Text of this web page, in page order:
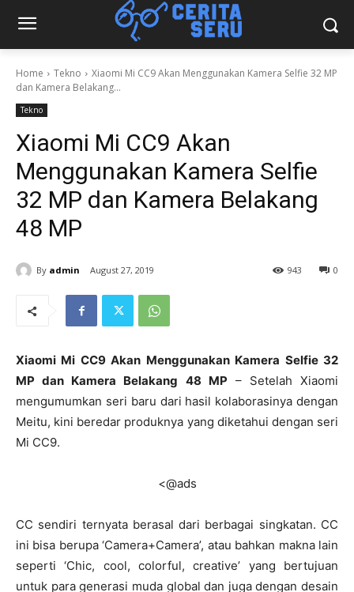
Home Tekno
Xiaomi Mi CC9 Akan Menggunakan Kamera Selfie 32 MP
dan Kamera Belakang...
Tekno
Xiaomi Mi CC9 Akan
Menggunakan Kamera Selfie
32 MP dan Kamera Belakang
48 MP
By admin August 27, 2019 0
943
Xiaomi Mi CC9 Akan Menggunakan Kamera Selfie 32
MP dan Kamera Belakang 48 MP – Setelah Xiaomi
mengumumkan seri baru dari hasil kolaborasinya dengan
Meitu, kini beredar produknya yang diketahui dengan seri
Mi CC9.
<@ads
CC sendiri ternyata berasal dari berbagai singkatan. CC
ini bisa berupa ‘Camera+Camera’, atau bahkan makna lain
seperti ‘Chic, cool, colorful, creative’ yang bertujuan
untuk para generasi muda global dan juga dengan desain